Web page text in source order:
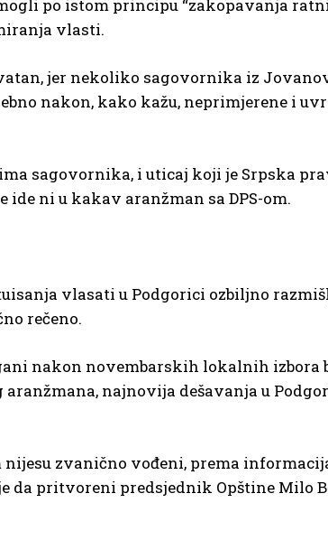
po istom principu “zakopavanja
vlasti.
jer nekoliko sagovornika iz
nakon, kako kažu, neprimjerene i
sagovornika, i uticaj koji je Srpska
ide ni u kakav aranžman sa DPS-om.
vlasati u Podgorici ozbiljno
rečeno.
nakon novembarskih lokalnih
najnovija dešavanja u
zvanično vođeni, prema
da pritvoreni predsjednik Opštine Milo